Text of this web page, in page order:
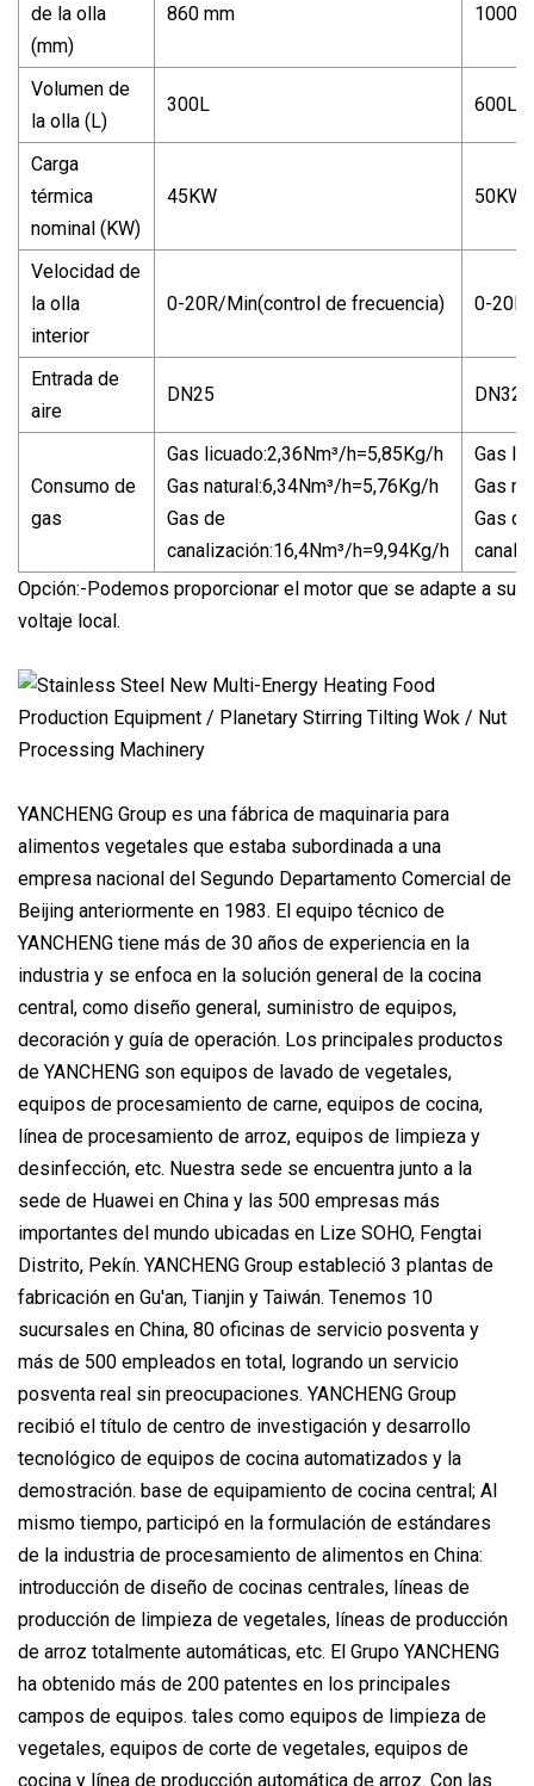
de la olla
(mm)
860 mm 1000
Volumen de
la olla (L)
300L 600L
Carga
térmica
nominal (KW)
45KW 50KW
Velocidad de
la olla
interior
0-20R/Min(control de frecuencia) 0-
Entrada de
aire
DN25 DN32
Consumo de
gas
Gas licuado:2,36Nm³/h=5,85Kg/h
Gas natural:6,34Nm³/h=5,76Kg/h
Gas de
canalización:16,4Nm³/h=9,94Kg/h
Gas
Gas
Gas de
Opción:-Podemos proporcionar el motor que se adapte a su
voltaje local.
YANCHENG Group es una fábrica de maquinaria para
alimentos vegetales que estaba subordinada a una
empresa nacional del Segundo Departamento Comercial de
Beijing anteriormente en 1983. El equipo técnico de
YANCHENG tiene más de 30 años de experiencia en la
industria y se enfoca en la solución general de la cocina
central, como diseño general, suministro de equipos,
decoración y guía de operación. Los principales productos
de YANCHENG son equipos de lavado de vegetales,
equipos de procesamiento de carne, equipos de cocina,
línea de procesamiento de arroz, equipos de limpieza y
desinfección, etc. Nuestra sede se encuentra junto a la
sede de Huawei en China y las 500 empresas más
importantes del mundo ubicadas en Lize SOHO, Fengtai
Distrito, Pekín. YANCHENG Group estableció 3 plantas de
fabricación en Gu'an, Tianjin y Taiwán. Tenemos 10
sucursales en China, 80 oficinas de servicio posventa y
más de 500 empleados en total, logrando un servicio
posventa real sin preocupaciones. YANCHENG Group
recibió el título de centro de investigación y desarrollo
tecnológico de equipos de cocina automatizados y la
demostración. base de equipamiento de cocina central; Al
mismo tiempo, participó en la formulación de estándares
de la industria de procesamiento de alimentos en China:
introducción de diseño de cocinas centrales, líneas de
producción de limpieza de vegetales, líneas de producción
de arroz totalmente automáticas, etc. El Grupo YANCHENG
ha obtenido más de 200 patentes en los principales
campos de equipos. tales como equipos de limpieza de
vegetales, equipos de corte de vegetales, equipos de
cocina y línea de producción automática de arroz. Con las